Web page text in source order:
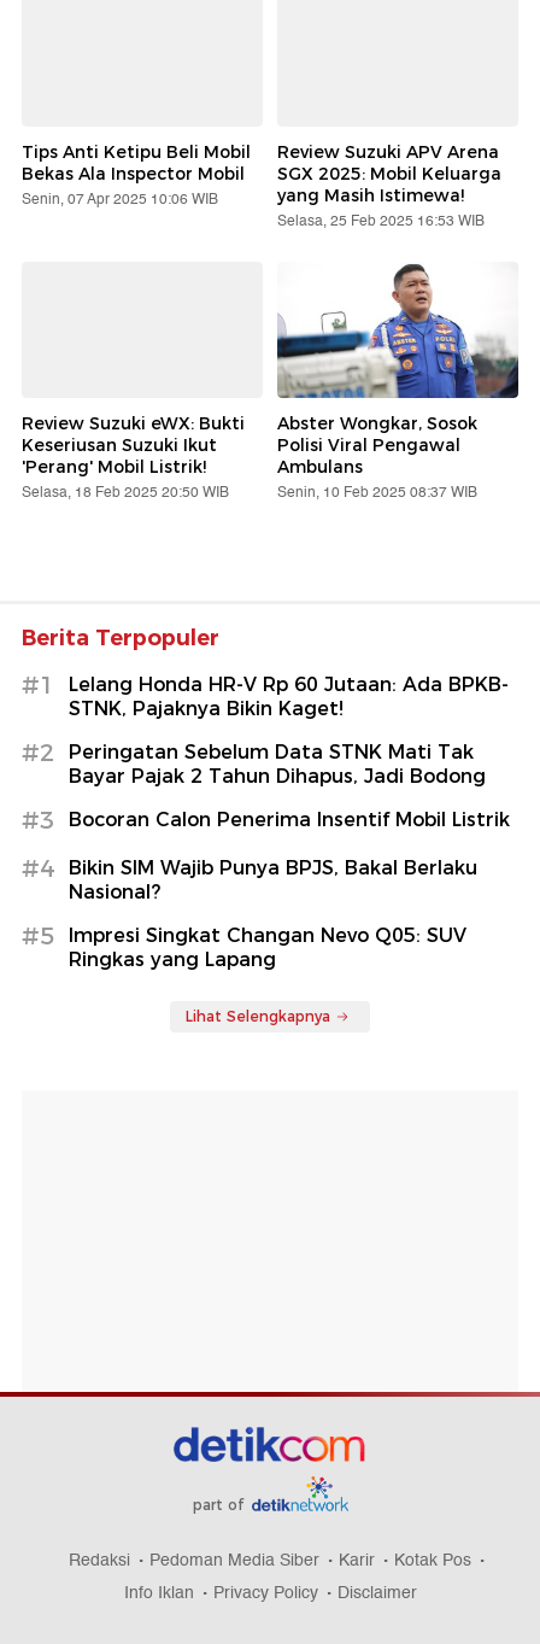
Tips Anti Ketipu Beli Mobil
Bekas Ala Inspector Mobil
Senin, 07 Apr 2025 10:06 WIB
Review Suzuki APV Arena
SGX 2025: Mobil Keluarga
yang Masih Istimewa!
Selasa, 25 Feb 2025 16:53 WIB
Review Suzuki eWX: Bukti
Keseriusan Suzuki Ikut
'Perang' Mobil Listrik!
Selasa, 18 Feb 2025 20:50 WIB
Abster Wongkar, Sosok
Polisi Viral Pengawal
Ambulans
Senin, 10 Feb 2025 08:37 WIB
Berita Terpopuler
#1
Lelang Honda HR-V Rp 60 Jutaan: Ada BPKB-
STNK, Pajaknya Bikin Kaget!
#2
Peringatan Sebelum Data STNK Mati Tak
Bayar Pajak 2 Tahun Dihapus, Jadi Bodong
#3 Bocoran Calon Penerima Insentif Mobil Listrik
#4
Bikin SIM Wajib Punya BPJS, Bakal Berlaku
Nasional?
#5
Impresi Singkat Changan Nevo Q05: SUV
Ringkas yang Lapang
Lihat Selengkapnya
part of
Redaksi Pedoman Media Siber Karir
Kotak Pos
Info Iklan
Privacy Policy Disclaimer